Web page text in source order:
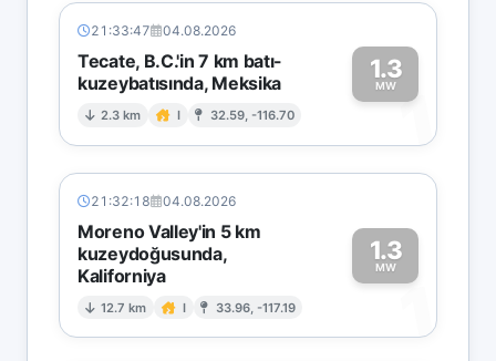
21:33:47 04.08.2026
Tecate, B.C.'in 7 km batı-
kuzeybatısında, Meksika
2.3 km I 32.59, -116.70
1.3
MW1
21:32:18 04.08.2026
Moreno Valley'in 5 km
kuzeydoğusunda,
Kaliforniya
12.7 km I 33.96, -117.19
1.3
MW
1